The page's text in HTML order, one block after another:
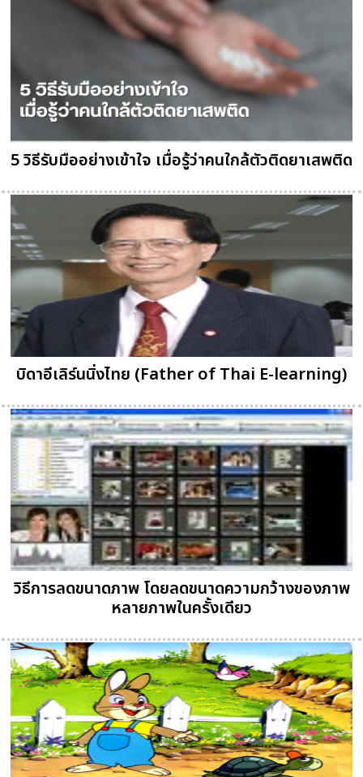
5 วิธีรับมืออย่างเข้าใจ เมื่อรู้ว่าคนใกล้ตัวติดยาเสพติด
บิดาอีเลิร์นนิ่งไทย (Father of Thai E-learning)
วิธีการลดขนาดภาพ โดยลดขนาดความกว้างของภาพ
หลายภาพในครั้งเดียว